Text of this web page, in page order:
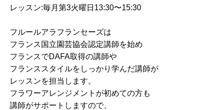
レッスン:毎月第3火曜日13:30〜15:30
フルールアラフランセーズは
フランス国立園芸協会認定講師を始め
フランスでDAFA取得の講師や
フランススタイルをしっかり学んだ講師が
レッスンを担当します。
フラワーアレンジメントが初めての方も
講師がサポートしますので、